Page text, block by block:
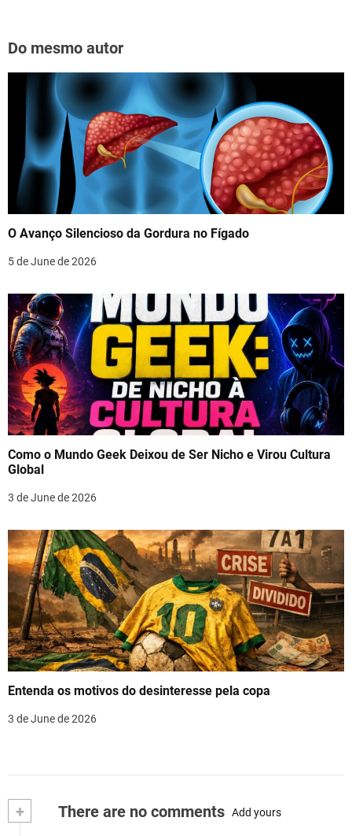
Do mesmo autor
O Avanço Silencioso da Gordura no Fígado
5 de June de 2026
Como o Mundo Geek Deixou de Ser Nicho e Virou Cultura
Global
3 de June de 2026
Entenda os motivos do desinteresse pela copa
3 de June de 2026
+ There are no comments Add yours